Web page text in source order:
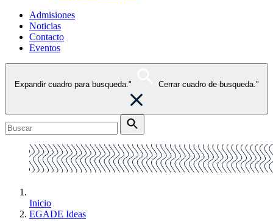
Admisiones
Noticias
Contacto
Eventos
Expandir cuadro para busqueda." Cerrar cuadro de busqueda."
Inicio
EGADE Ideas